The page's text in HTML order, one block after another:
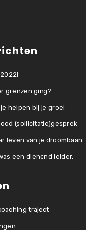
grenzen ging?
helpen bij je groei
(sollicitatie)gesprek
leven van je droombaan
een dienend leider.
traject